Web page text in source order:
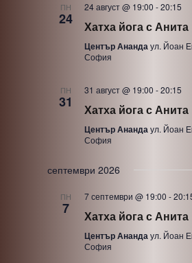
ПН
24
24 август @ 19:00 -20:15
Хатха йога с Анита
Център Анандаул. Йоан
София
ПН
31
31 август @ 19:00 -20:15
Хатха йога с Анита
Център Анандаул. Йоан
София
септември 2026
ПН
7
7 септември @ 19:00 -
Хатха йога с Анита
Център Анандаул. Йоан
София